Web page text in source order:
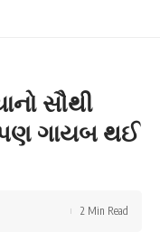
સૌથી
પણ ગાયબ થઈ
2 Min Read